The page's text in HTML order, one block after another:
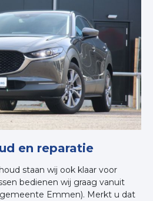
en reparatie
staan wij ook klaar voor
bedienen wij graag vanuit
Emmen). Merkt u dat